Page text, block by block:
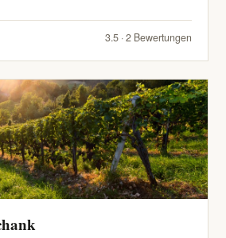
3.5 · 2 Bewertungen